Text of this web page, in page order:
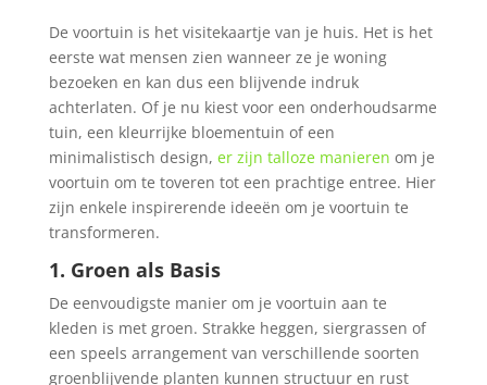
De voortuin is het visitekaartje van je huis. Het is het
eerste wat mensen zien wanneer ze je woning
bezoeken en kan dus een blijvende indruk
achterlaten. Of je nu kiest voor een onderhoudsarme
tuin, een kleurrijke bloementuin of een
minimalistisch design, er zijn talloze manieren om je
voortuin om te toveren tot een prachtige entree. Hier
zijn enkele inspirerende ideeën om je voortuin te
transformeren.
1. Groen als Basis
De eenvoudigste manier om je voortuin aan te
kleden is met groen. Strakke heggen, siergrassen of
een speels arrangement van verschillende soorten
groenblijvende planten kunnen structuur en rust